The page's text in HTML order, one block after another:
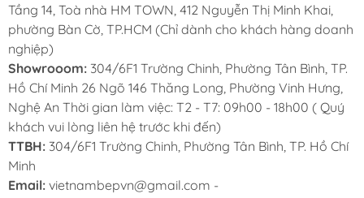
hâm nóng.
Chức năng tạm dừng và ghi nhớ chương
trình Pause & Recall:Tạm dừng bếp khi
đang đun nấu, sau đó ta tiếp tục đun nấu trở
lại bằng việc nhấn vào thanh trượt Slider
hoặc phím Pause, bếp sẽ hoạt động trở lại
Tầng 14, Toà nhà HM TOWN, 412 Nguyễn Thị Minh Khai,
phường Bàn Cờ, TP.HCM (Chỉ dành cho khách hàng doanh
nghiệp)
Showrooom: 304/6F1 Trường Chinh, Phường Tân Bình, TP.
Hồ Chí Minh 26 Ngõ 146 Thăng Long, Phường Vinh Hưng,
Nghệ An Thời gian làm việc: T2 - T7: 09h00 - 18h00 ( Quý
khách vui lòng liên hệ trước khi đến)
TTBH: 304/6F1 Trường Chinh, Phường Tân Bình, TP. Hồ Chí
Minh
Email: vietnambepvn@gmail.com -